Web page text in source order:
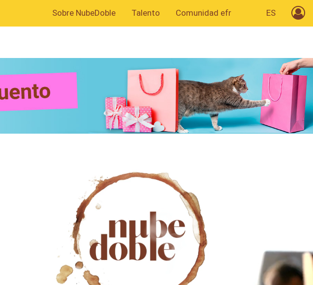
Sobre NubeDoble Talento Comunidad efr ES